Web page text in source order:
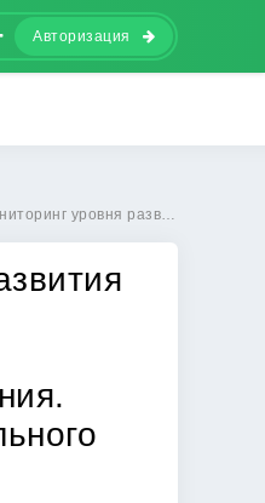
Авторизация
инструментарий, организация оценивания. Сводные ведомости, карты индивидуального развития. ФГОС